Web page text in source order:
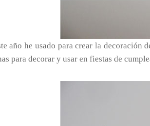
año he usado para crear la decoración
para decorar y usar en fiestas de